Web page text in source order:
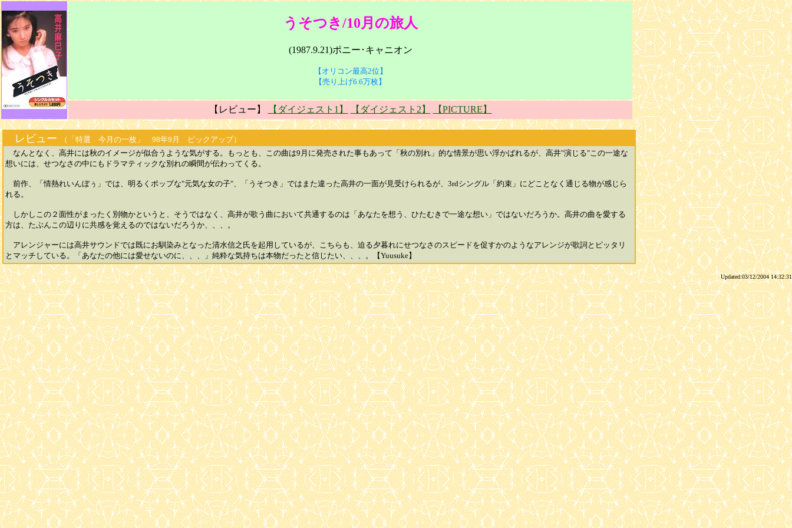
うそつき/10月の旅人
(1987.9.21)ポニー･キャニオン
【オリコン最高2位】
【売り上げ6.6万枚】
【レビュー】 【ダイジェスト1】 【ダイジェスト2】 【PICTURE】
レビュー
（「特選 今月の一枚」 98年9月 ピックアップ）
なんとなく、高井には秋のイメージが似合うような気がする。もっとも、この曲は9月に発売された事もあって「秋の別れ」的な情景が思い浮かばれるが、高井"演じる"この一途な
想いには、せつなさの中にもドラマティックな別れの瞬間が伝わってくる。
前作、「情熱れいんぼぅ」では、明るくポップな"元気な女の子"、「うそつき」ではまた違った高井の一面が見受けられるが、3rdシングル「約束」にどことなく通じる物が感じら
れる。
しかしこの２面性がまったく別物かというと、そうではなく、高井が歌う曲において共通するのは「あなたを想う、ひたむきで一途な想い」ではないだろうか。高井の曲を愛する
方は、たぶんこの辺りに共感を覚えるのではないだろうか、、、。
アレンジャーには高井サウンドでは既にお馴染みとなった清水信之氏を起用しているが、こちらも、迫る夕暮れにせつなさのスピードを促すかのようなアレンジが歌詞とピッタリ
とマッチしている。「あなたの他には愛せないのに、、、」純粋な気持ちは本物だったと信じたい、、、。【Yuusuke】
Updated:03/12/2004 14:32:31